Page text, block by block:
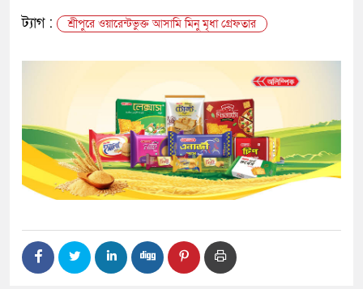
ট্যাগ :
শ্রীপুরে ওয়ারেন্টভুক্ত আসামি মিনু মৃধা গ্রেফতার